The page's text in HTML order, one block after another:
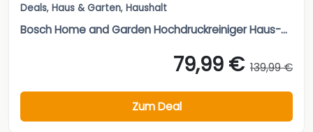
Deals, Haus & Garten, Haushalt
Bosch Home and Garden Hochdruckreiniger Haus-...
79,99 € 139,99 €
Zum Deal